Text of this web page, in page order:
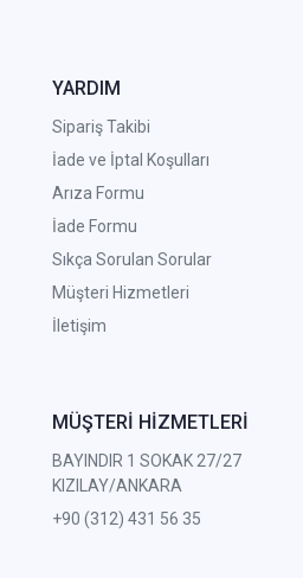
YARDIM
Sipariş Takibi
İade ve İptal Koşulları
Arıza Formu
İade Formu
Sıkça Sorulan Sorular
Müşteri Hizmetleri
İletişim
MÜŞTERİ HİZMETLERİ
BAYINDIR 1 SOKAK 27/27
KIZILAY/ANKARA
+90 (312) 431 56 35